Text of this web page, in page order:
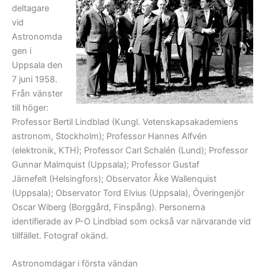
deltagare
vid
Astronomda
gen i
Uppsala den
7 juni 1958.
Från vänster
till höger:
Professor Bertil Lindblad (Kungl. Vetenskapsakademiens
astronom, Stockholm); Professor Hannes Alfvén
(elektronik, KTH); Professor Carl Schalén (Lund); Professor
Gunnar Malmquist (Uppsala); Professor Gustaf
Järnefelt (Helsingfors); Observator Åke Wallenquist
(Uppsala); Observator Tord Elvius (Uppsala), Överingenjör
Oscar Wiberg (Borggård, Finspång). Personerna
identifierade av P-O Lindblad som också var närvarande vid
tillfället. Fotograf okänd.
Astronomdagar i första vändan